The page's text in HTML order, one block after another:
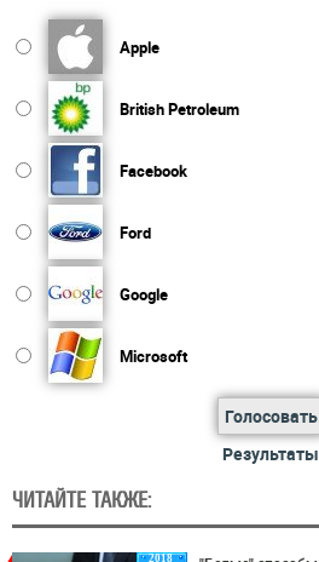
Apple
British Petroleum
Facebook
Ford
Google
Microsoft
Голосовать
Результаты
ЧИТАЙТЕ ТАКЖЕ:
2018